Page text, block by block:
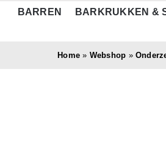
BARREN BARKRUKKEN &
Home » Webshop »